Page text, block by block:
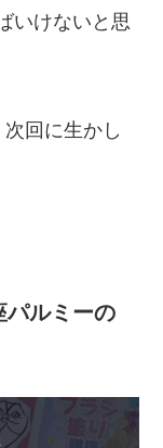
いけないと思
回に生かし
パルミーの